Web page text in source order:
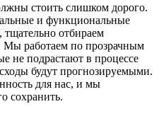
стоить слишком дорого.
и функциональные
тщательно отбираем
Мы работаем по прозрачным
не подрастают в процессе
будут прогнозируемыми.
для нас, и мы
сохранить.